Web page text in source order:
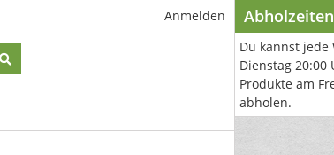
Anmelden Abholzeiten
Du kannst jede
Dienstag
Produkte am
abholen.